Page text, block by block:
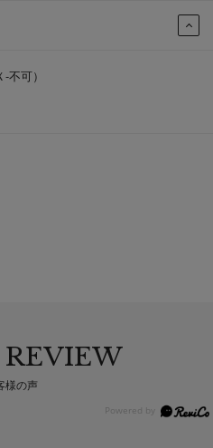
不可）
REVIEW
様の声